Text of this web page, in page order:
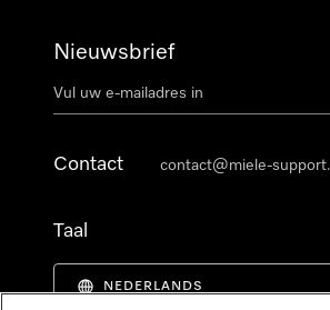
Nieuwsbrief
Contact contact@miele-
Taal
NEDERLANDS